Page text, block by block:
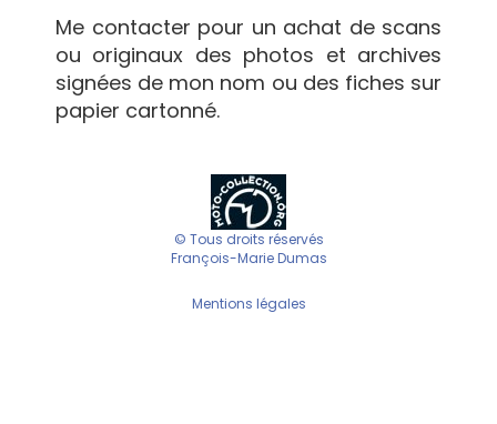
Me contacter pour un achat de scans
ou originaux des photos et archives
signées de mon nom ou des fiches sur
papier cartonné.
© Tous droits réservés
François-Marie Dumas
Mentions légales